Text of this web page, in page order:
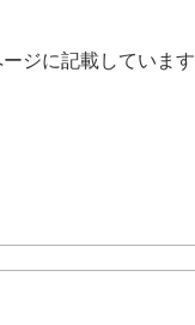
ジに記載しています